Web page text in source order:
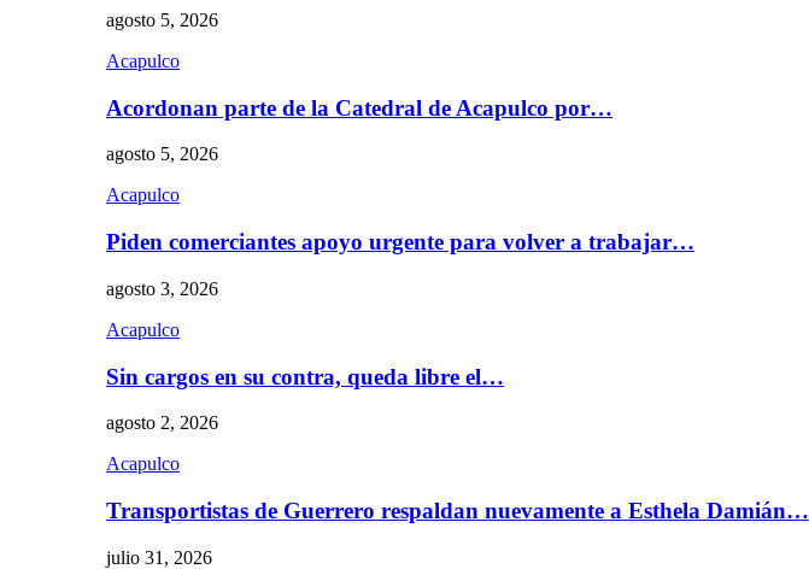
agosto 5, 2026
Acapulco
Acordonan parte de la Catedral de Acapulco por…
agosto 5, 2026
Acapulco
Piden comerciantes apoyo urgente para volver a trabajar…
agosto 3, 2026
Acapulco
Sin cargos en su contra, queda libre el…
agosto 2, 2026
Acapulco
Transportistas de Guerrero respaldan nuevamente a Esthela Damián…
julio 31, 2026